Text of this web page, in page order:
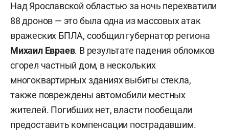
Над Ярославской областью за ночь перехватили
88 дронов — это была одна из массовых атак
вражеских БПЛА, сообщил губернатор региона
Михаил Евраев. В результате падения обломков
сгорел частный дом, в нескольких
многоквартирных зданиях выбиты стекла,
также повреждены автомобили местных
жителей. Погибших нет, власти пообещали
предоставить компенсации пострадавшим.